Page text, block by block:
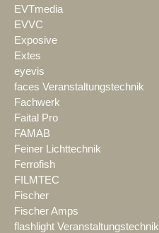
EVTmedia
EVVC
Exposive
Extes
eyevis
faces Veranstaltungstechnik
Fachwerk
Faital Pro
FAMAB
Feiner Lichttechnik
Ferrofish
FILMTEC
Fischer
Fischer Amps
flashlight Veranstaltungstechnik